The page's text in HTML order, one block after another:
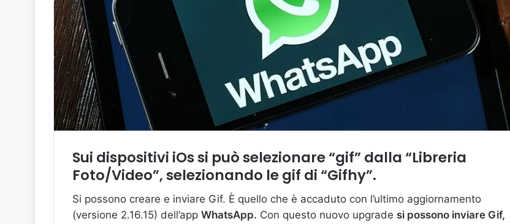
Sui dispositivi iOs si può selezionare “gif” dalla “Libreria
Foto/Video”, selezionando le gif di “Gifhy”.
Si possono creare e inviare Gif. È quello che è accaduto con l’ultimo aggiornamento
(versione 2.16.15) dell’app WhatsApp. Con questo nuovo upgrade si possono inviare Gif,